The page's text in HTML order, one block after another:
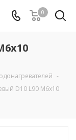
0
-
D10 L90 M6x10